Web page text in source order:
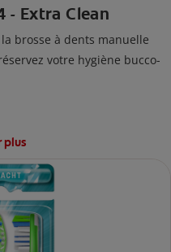
- Extra Clean
brosse à dents manuelle
votre hygiène bucco-
plus